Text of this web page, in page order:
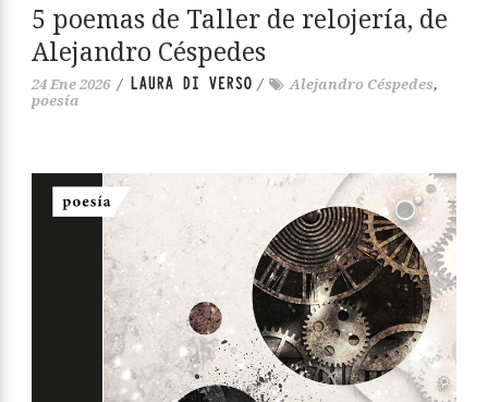
5 poemas de Taller de relojería, de
Alejandro Céspedes
24 Ene 2026 / LAURA DI VERSO / Alejandro Céspedes,
poesía